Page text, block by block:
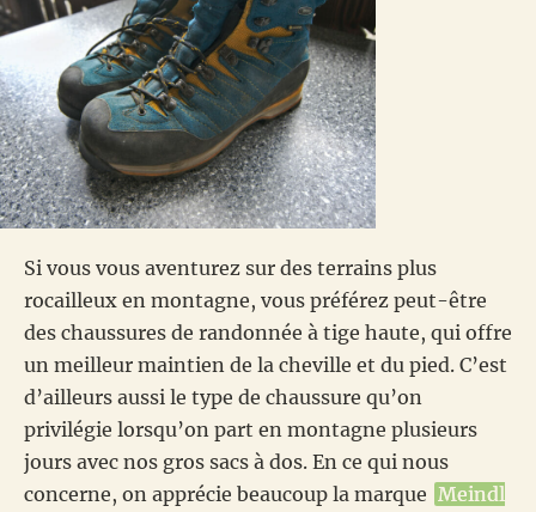
Si vous vous aventurez sur des terrains plus
rocailleux en montagne, vous préférez peut-être
des chaussures de randonnée à tige haute, qui offre
un meilleur maintien de la cheville et du pied. C’est
d’ailleurs aussi le type de chaussure qu’on
privilégie lorsqu’on part en montagne plusieurs
jours avec nos gros sacs à dos. En ce qui nous
concerne, on apprécie beaucoup la marque Meindl